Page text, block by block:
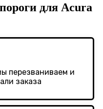
для Acura
перезваниваем и
заказа